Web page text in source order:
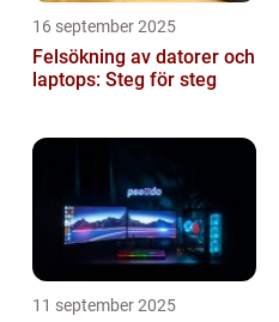
16 september 2025
Felsökning av datorer och
laptops: Steg för steg
11 september 2025